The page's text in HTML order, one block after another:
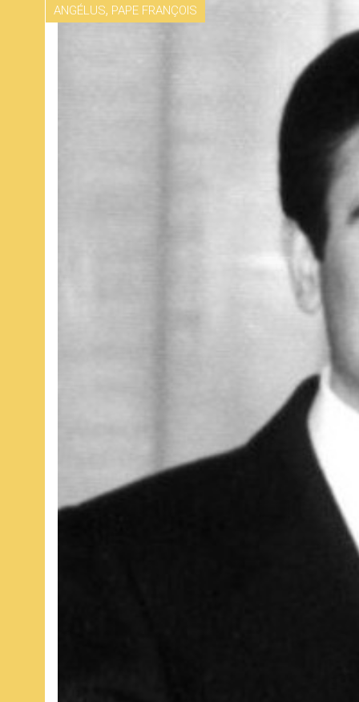
ANGÉLUS, PAPE FRANÇOIS